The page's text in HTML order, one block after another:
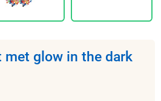
met glow in the dark